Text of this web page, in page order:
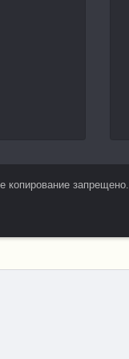
копирование запрещено.